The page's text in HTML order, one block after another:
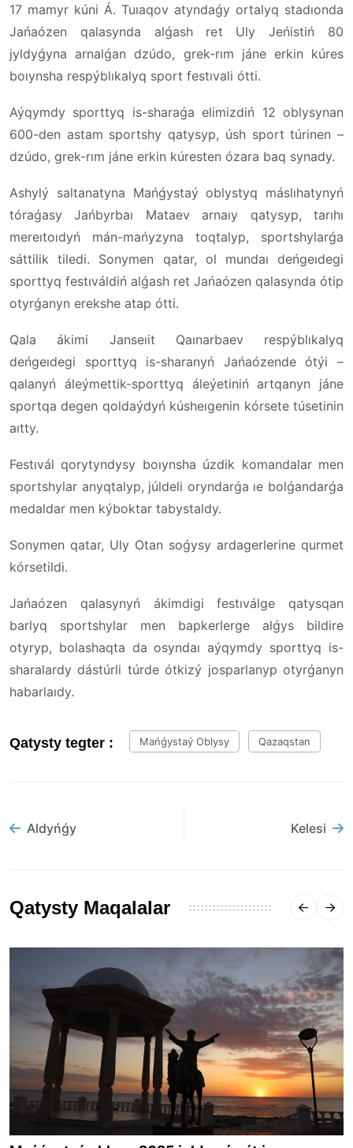
17 mamyr kúni Á. Tuıaqov atyndaǵy ortalyq stadıonda
Jańaózen qalasynda alǵash ret Uly Jeńistiń 80
jyldyǵyna arnalǵan dzúdo, grek-rım jáne erkin kúres
boıynsha respýblıkalyq sport festıvali ótti.
Aýqymdy sporttyq is-sharaǵa elimizdiń 12 oblysynan
600-den astam sportshy qatysyp, úsh sport túrinen –
dzúdo, grek-rım jáne erkin kúresten ózara baq synady.
Ashylý saltanatyna Mańǵystaý oblystyq máslıhatynyń
tóraǵasy Jańbyrbaı Mataev arnaıy qatysyp, tarıhı
mereıtoıdyń mán-mańyzyna toqtalyp, sportshylarǵa
sáttilik tiledi. Sonymen qatar, ol mundaı deńgeıdegi
sporttyq festıváldiń alǵash ret Jańaózen qalasynda ótip
otyrǵanyn erekshe atap ótti.
Qala ákimi Janseıit Qaınarbaev respýblıkalyq
deńgeıdegi sporttyq is-sharanyń Jańaózende ótýi –
qalanyń áleýmettik-sporttyq áleýetiniń artqanyn jáne
sportqa degen qoldaýdyń kúsheıgenin kórsete túsetinin
aıtty.
Festıvál qorytyndysy boıynsha úzdik komandalar men
sportshylar anyqtalyp, júldeli oryndarǵa ıe bolǵandarǵa
medaldar men kýboktar tabystaldy.
Sonymen qatar, Uly Otan soǵysy ardagerlerine qurmet
kórsetildi.
Jańaózen qalasynyń ákimdigi festıválge qatysqan
barlyq sportshylar men bapkerlerge alǵys bildire
otyryp, bolashaqta da osyndaı aýqymdy sporttyq is-
sharalardy dástúrli túrde ótkizý josparlanyp otyrǵanyn
habarlaıdy.
Qatysty tegter : Mańǵystaý Oblysy Qazaqstan
Aldyńǵy Kelesi
Qatysty Maqalalar